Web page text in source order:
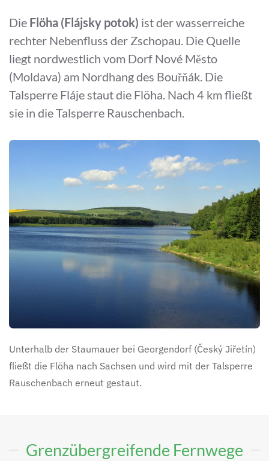
Die Flöha (Flájsky potok) ist der wasserreiche
rechter Nebenfluss der Zschopau. Die Quelle
liegt nordwestlich vom Dorf Nové Město
(Moldava) am Nordhang des Bouřňák. Die
Talsperre Fláje staut die Flöha. Nach 4 km fließt
sie in die Talsperre Rauschenbach.
Unterhalb der Staumauer bei Georgendorf (Český Jiřetín)
fließt die Flöha nach Sachsen und wird mit der Talsperre
Rauschenbach erneut gestaut.
Grenzübergreifende Fernwege